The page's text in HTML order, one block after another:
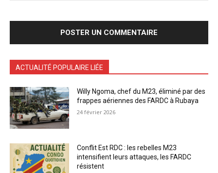
ACTUALITÉ POPULAIRE LIÉE
Willy Ngoma, chef du M23, éliminé par des
frappes aériennes des FARDC à Rubaya
24 février 2026
Conflit Est RDC : les rebelles M23
intensifient leurs attaques, les FARDC
résistent